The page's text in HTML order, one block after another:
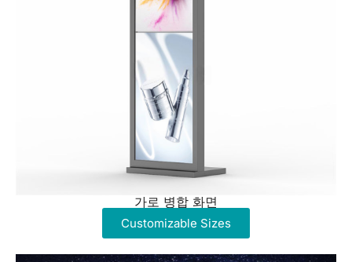
가로 병합 화면
Customizable Sizes